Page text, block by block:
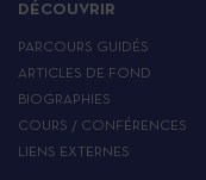
DÉCOUVRIR
PARCOURS GUIDÉS
ARTICLES DE FOND
BIOGRAPHIES
COURS / CONFÉRENCES
LIENS EXTERNES